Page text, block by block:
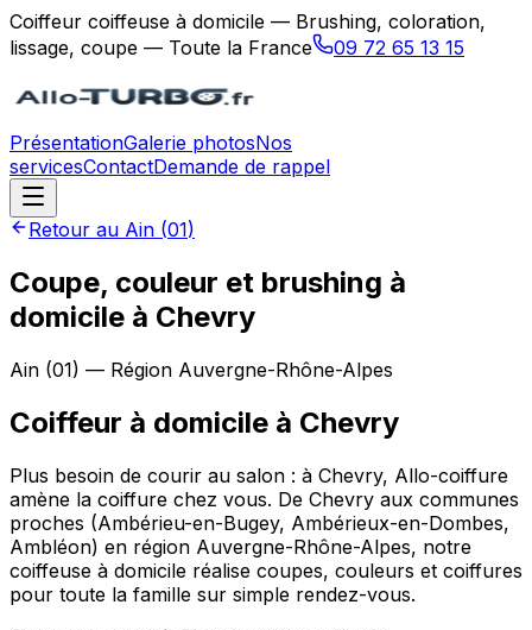
Coiffeur coiffeuse à domicile — Brushing, coloration,
lissage, coupe — Toute la France
09 72 65 13 15
PrésentationGalerie photosNos
servicesContactDemande de rappel
Retour au Ain (01)
Coupe, couleur et brushing à
domicile à Chevry
Ain (01) — Région Auvergne-Rhône-Alpes
Coiffeur à domicile à Chevry
Plus besoin de courir au salon : à Chevry, Allo-coiffure
amène la coiffure chez vous. De Chevry aux communes
proches (Ambérieu-en-Bugey, Ambérieux-en-Dombes,
Ambléon) en région Auvergne-Rhône-Alpes, notre
coiffeuse à domicile réalise coupes, couleurs et coiffures
pour toute la famille sur simple rendez-vous.